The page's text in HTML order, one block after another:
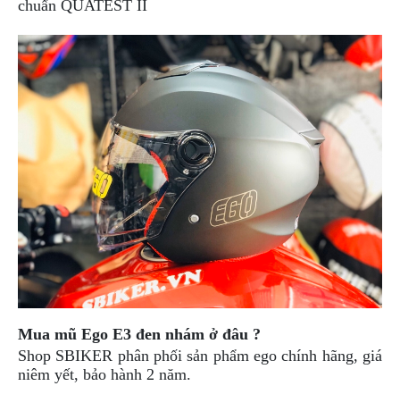
DẪN
MUA
HÀNG
chuẩn QUATEST II
Mua mũ Ego E3 đen nhám ở đâu ?
Shop SBIKER phân phối sản phẩm ego chính hãng, giá
niêm yết, bảo hành 2 năm.